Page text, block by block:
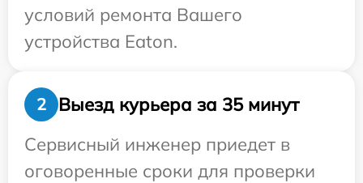
условий ремонта Вашего
устройства Eaton.
2
Выезд курьера за 35 минут
Сервисный инженер приедет в
оговоренные сроки для проверки